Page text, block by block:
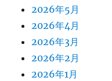
2026年5月
2026年4月
2026年3月
2026年2月
2026年1月